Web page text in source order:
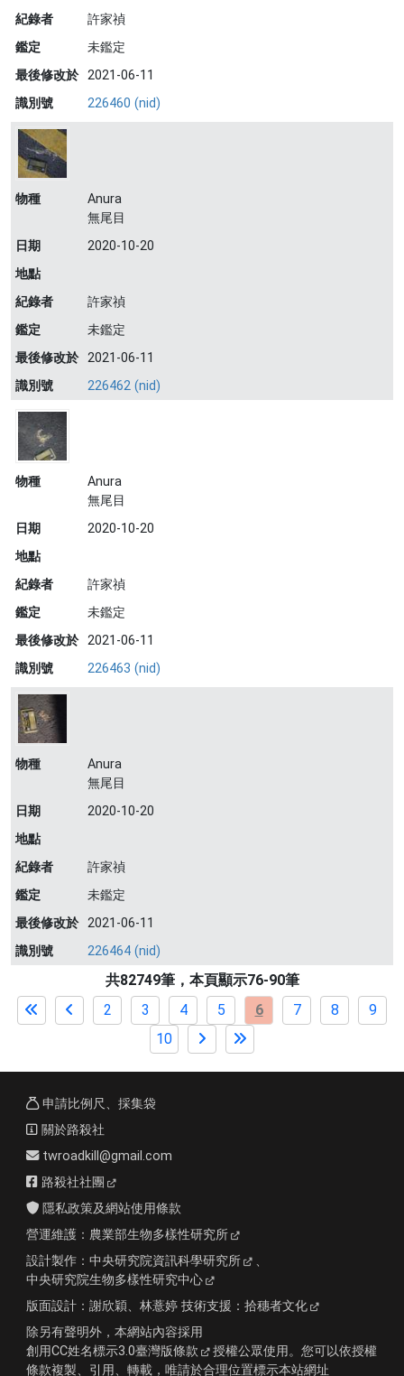
紀錄者
許家禎
鑑定
未鑑定
最後修改於 2021-06-11
識別號
226460 (nid)
物種
Anura
無尾目
日期
2020-10-20
地點
紀錄者
許家禎
鑑定
未鑑定
最後修改於 2021-06-11
識別號
226462 (nid)
物種
Anura
無尾目
日期
2020-10-20
地點
紀錄者
許家禎
鑑定
未鑑定
最後修改於 2021-06-11
識別號
226463 (nid)
物種
Anura
無尾目
日期
2020-10-20
地點
紀錄者
許家禎
鑑定
未鑑定
最後修改於 2021-06-11
識別號
226464 (nid)
共82749筆，本頁顯示76-90筆
2
3 4 5 6 7 8
9
10
申請比例尺、採集袋
關於路殺社
twroadkill@gmail.com
路殺社社團
隱私政策及網站使用條款
營運維護： 農業部生物多樣性研究所
設計製作： 中央研究院資訊科學研究所
、
中央研究院生物多樣性研究中心
版面設計： 謝欣穎、林薏婷 技術支援： 拾穗者文化
除另有聲明外，本網站內容採用
創用CC姓名標示3.0臺灣版條款
授權公眾使用。您可以依授權
條款複製、引用、轉載，唯請於合理位置標示本站網址